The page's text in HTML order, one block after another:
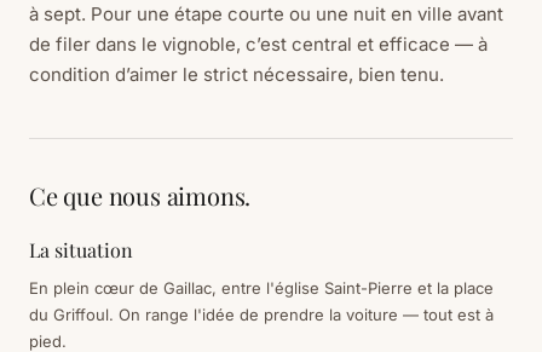
à sept. Pour une étape courte ou une nuit en ville avant
de filer dans le vignoble, c’est central et efficace — à
condition d’aimer le strict nécessaire, bien tenu.
Ce que nous aimons.
La situation
En plein cœur de Gaillac, entre l'église Saint-Pierre et la place
du Griffoul. On range l'idée de prendre la voiture — tout est à
pied.